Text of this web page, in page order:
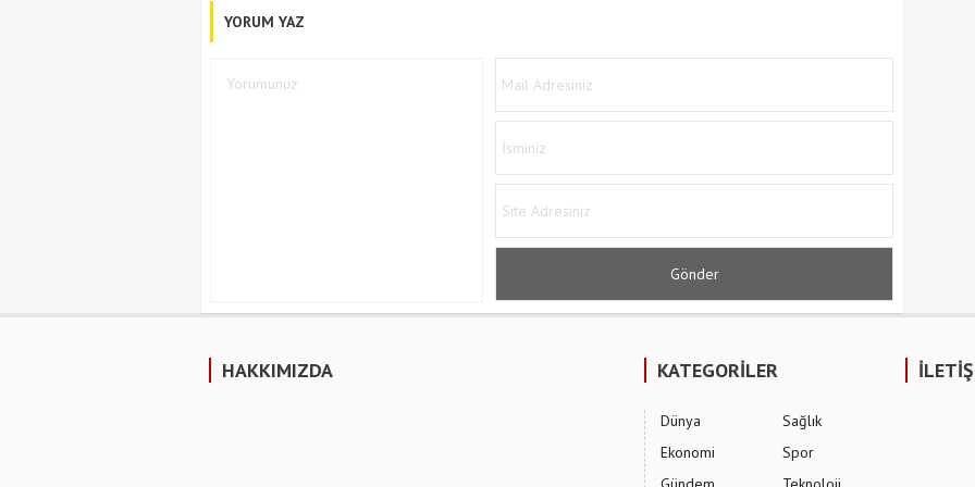
YORUM YAZ
HAKKIMIZDA KATEGORİLER
Dünya
Ekonomi
Sağlık
Spor